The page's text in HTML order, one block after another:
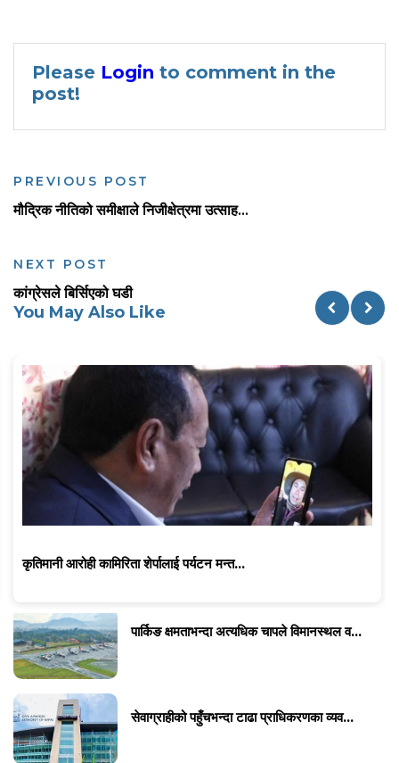
Please Login to comment in the
post!
PREVIOUS POST
मौद्रिक नीतिको समीक्षाले निजीक्षेत्रमा उत्साह...
NEXT POST
कांग्रेसले बिर्सिएको घडी
You May Also Like
कृतिमानी आरोही कामिरिता शेर्पालाई पर्यटन मन्त...
पार्किङ क्षमताभन्दा अत्यधिक चापले विमानस्थल व...
सेवाग्राहीको पहुँचभन्दा टाढा प्राधिकरणका व्यव...